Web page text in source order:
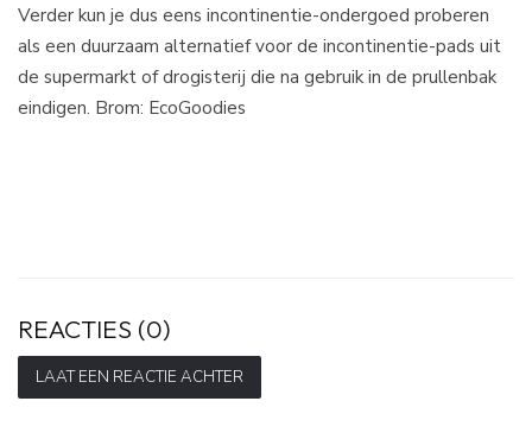
Verder kun je dus eens incontinentie-ondergoed proberen
als een duurzaam alternatief voor de incontinentie-pads uit
de supermarkt of drogisterij die na gebruik in de prullenbak
eindigen. Brom: EcoGoodies
REACTIES (0)
LAAT EEN REACTIE ACHTER